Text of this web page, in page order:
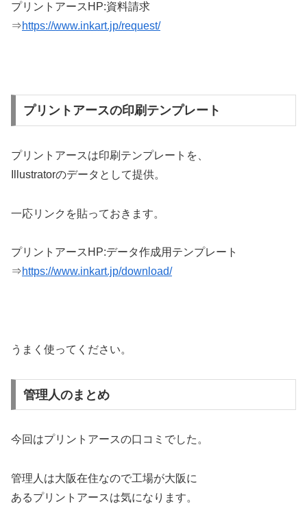
プリントアースHP:資料請求
⇒https://www.inkart.jp/request/
プリントアースの印刷テンプレート
プリントアースは印刷テンプレートを、
Illustratorのデータとして提供。
一応リンクを貼っておきます。
プリントアースHP:データ作成用テンプレート
⇒https://www.inkart.jp/download/
うまく使ってください。
管理人のまとめ
今回はプリントアースの口コミでした。
管理人は大阪在住なので工場が大阪に
あるプリントアースは気になります。